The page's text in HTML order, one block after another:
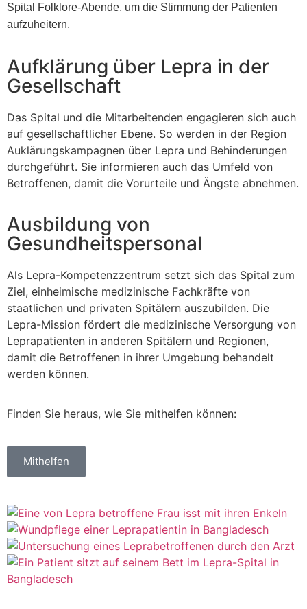
Spital Folklore-Abende, um die Stimmung der Patienten
aufzuheitern.
Aufklärung über Lepra in der
Gesellschaft
Das Spital und die Mitarbeitenden engagieren sich auch
auf gesellschaftlicher Ebene. So werden in der Region
Auklärungskampagnen über Lepra und Behinderungen
durchgeführt. Sie informieren auch das Umfeld von
Betroffenen, damit die Vorurteile und Ängste abnehmen.
Ausbildung von
Gesundheitspersonal
Als Lepra-Kompetenzzentrum setzt sich das Spital zum
Ziel, einheimische medizinische Fachkräfte von
staatlichen und privaten Spitälern auszubilden. Die
Lepra-Mission fördert die medizinische Versorgung von
Leprapatienten in anderen Spitälern und Regionen,
damit die Betroffenen in ihrer Umgebung behandelt
werden können.
Finden Sie heraus, wie Sie mithelfen können:
Mithelfen